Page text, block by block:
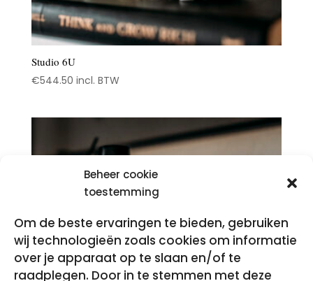
Beheer cookie
toestemming
Om de beste ervaringen te bieden, gebruiken
wij technologieën zoals cookies om informatie
over je apparaat op te slaan en/of te
raadplegen. Door in te stemmen met deze
Studio 6U
€544.50 incl. BTW